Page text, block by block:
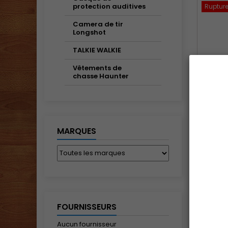
protection auditives
Camera de tir
Longshot
TALKIE WALKIE
Vêtements de
chasse Haunter
MARQUES
FOURNISSEURS
Aucun fournisseur